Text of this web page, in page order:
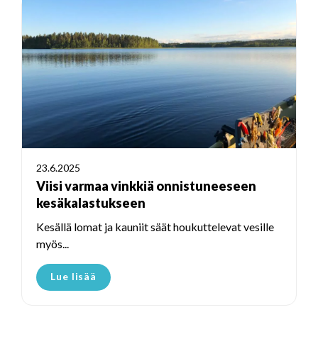
23.6.2025
Viisi varmaa vinkkiä onnistuneeseen
kesäkalastukseen
Kesällä lomat ja kauniit säät houkuttelevat vesille
myös...
Lue lisää